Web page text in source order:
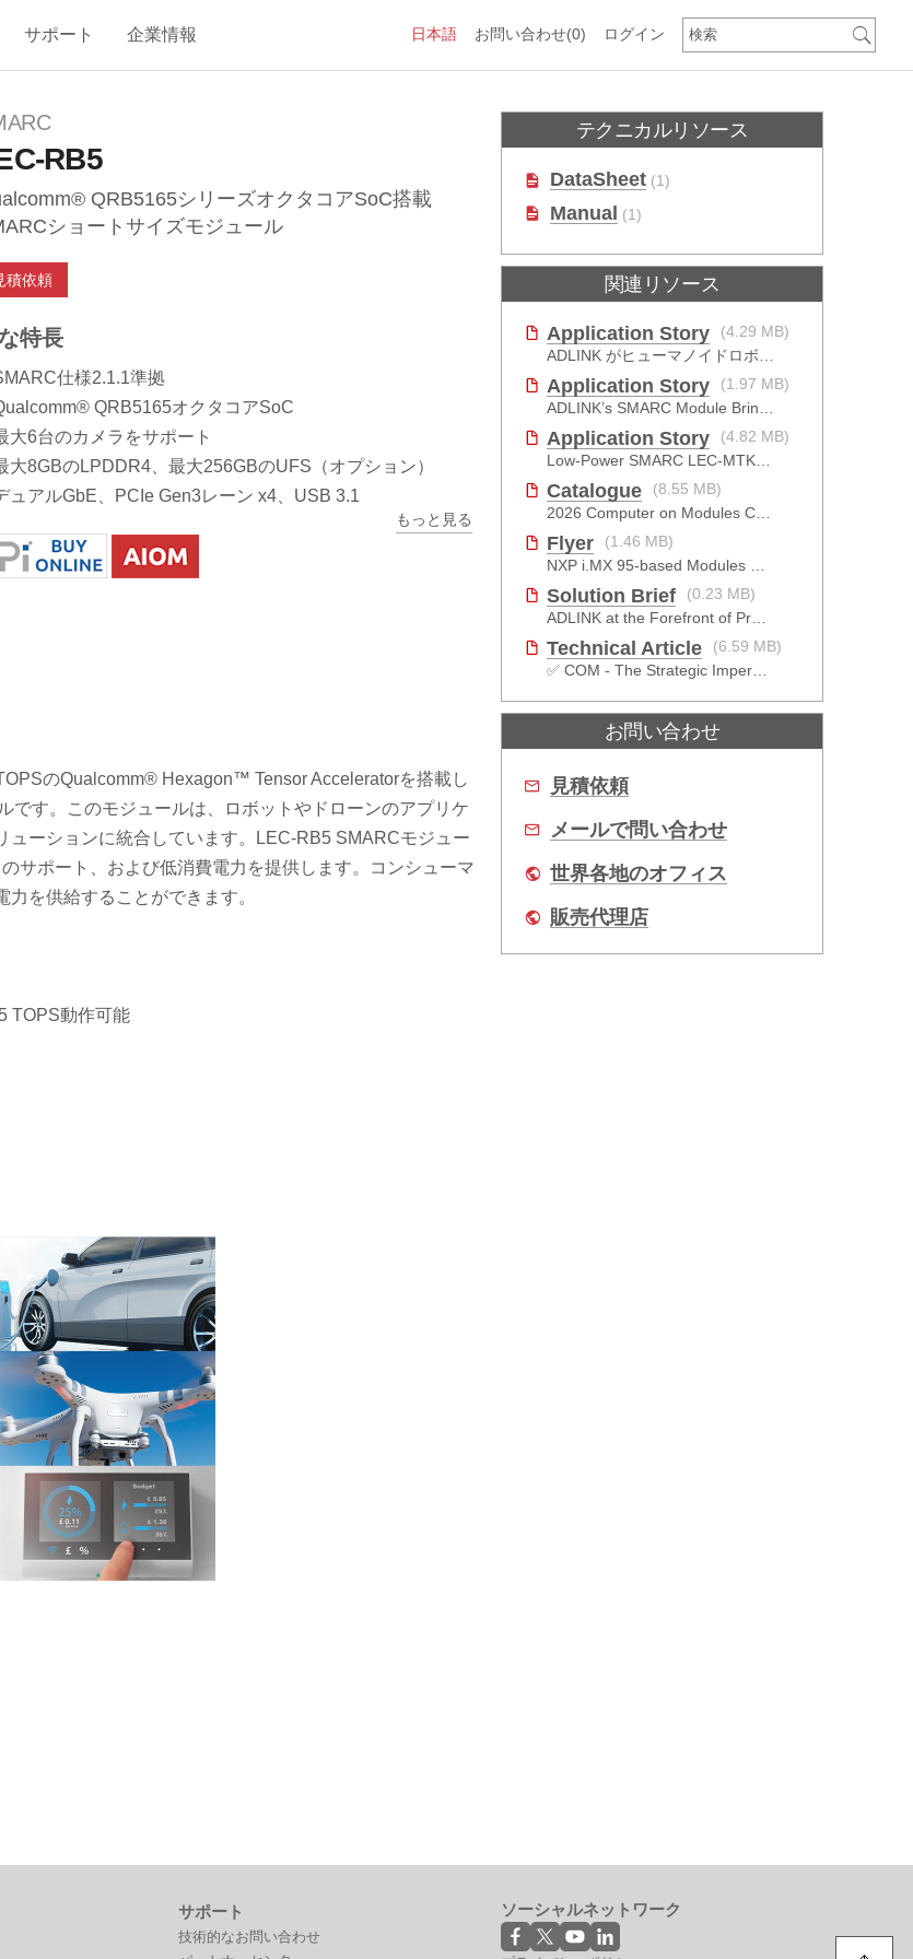
お問い合わせ(0)
日本語 ログイン
サポート 企業情報
RB5
QRB5165シリーズオクタコアSoC搭載
ショートサイズモジュール
積依頼
特長
仕様2.1.1準拠
QRB5165オクタコアSoC
大6台のカメラをサポート
大8GBのLPDDR4、最大256GBのUFS（オプション）
ュアルGbE、PCIe Gen3レーン x4、USB 3.1
もっと見る
のQualcomm® Hexagon™ Tensor Acceleratorを搭載し
す。このモジュールは、ロボットやドローンのアプリケ
ーションに統合しています。LEC-RB5 SMARCモジュー
サポート、および低消費電力を提供します。コンシューマ
を供給することができます。
TOPS動作可能
テクニカルリソース
DataSheet (1)
Manual (1)
関連リソース
Application Story
(4.29 MB)
Application Story
(1.97 MB)
Application Story
(4.82 MB)
Catalogue
(8.55 MB)
Flyer
(1.46 MB)
Solution Brief
(0.23 MB)
Technical Article
(6.59 MB)
お問い合わせ
見積依頼
メールで問い合わせ
世界各地のオフィス
販売代理店
サポート
技術的なお問い合わせ
ソーシャルネットワーク